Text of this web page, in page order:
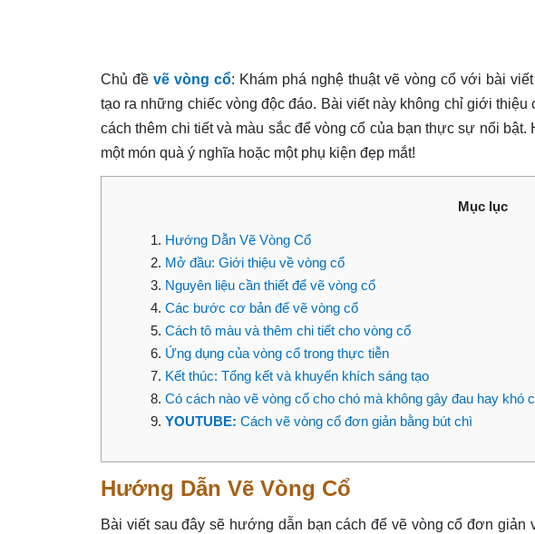
Chủ đề vẽ vòng cổ: Khám phá nghệ thuật vẽ vòng cổ với bài
tạo ra những chiếc vòng độc đáo. Bài viết này không chỉ giới
cách thêm chi tiết và màu sắc để vòng cổ của bạn thực sự nổi
một món quà ý nghĩa hoặc một phụ kiện đẹp mắt!
Mục lục
Hướng Dẫn Vẽ Vòng Cổ
Mở đầu: Giới thiệu về vòng cổ
Nguyên liệu cần thiết để vẽ vòng cổ
Các bước cơ bản để vẽ vòng cổ
Cách tô màu và thêm chi tiết cho vòng cổ
Ứng dụng của vòng cổ trong thực tiễn
Kết thúc: Tổng kết và khuyến khích sáng tạo
Có cách nào vẽ vòng cổ cho chó mà không gây đau hay khó
YOUTUBE: Cách vẽ vòng cổ đơn giản bằng bút chì
Hướng Dẫn Vẽ Vòng Cổ
Bài viết sau đây sẽ hướng dẫn bạn cách để vẽ vòng cổ đơn giản